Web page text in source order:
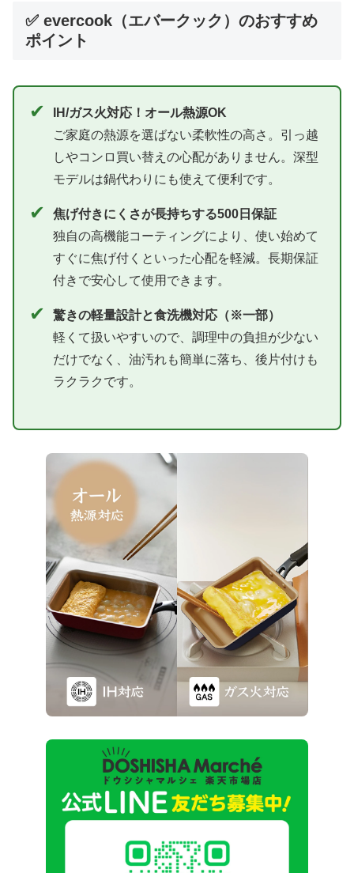
✅ evercook（エバークック）のおすすめ
ポイント
✔
IH/ガス火対応！オール熱源OK
ご家庭の熱源を選ばない柔軟性の高さ。引っ越
しやコンロ買い替えの心配がありません。深型
モデルは鍋代わりにも使えて便利です。
✔
焦げ付きにくさが長持ちする500日保証
独自の高機能コーティングにより、使い始めて
すぐに焦げ付くといった心配を軽減。長期保証
付きで安心して使用できます。
✔
驚きの軽量設計と食洗機対応（※一部）
軽くて扱いやすいので、調理中の負担が少ない
だけでなく、油汚れも簡単に落ち、後片付けも
ラクラクです。